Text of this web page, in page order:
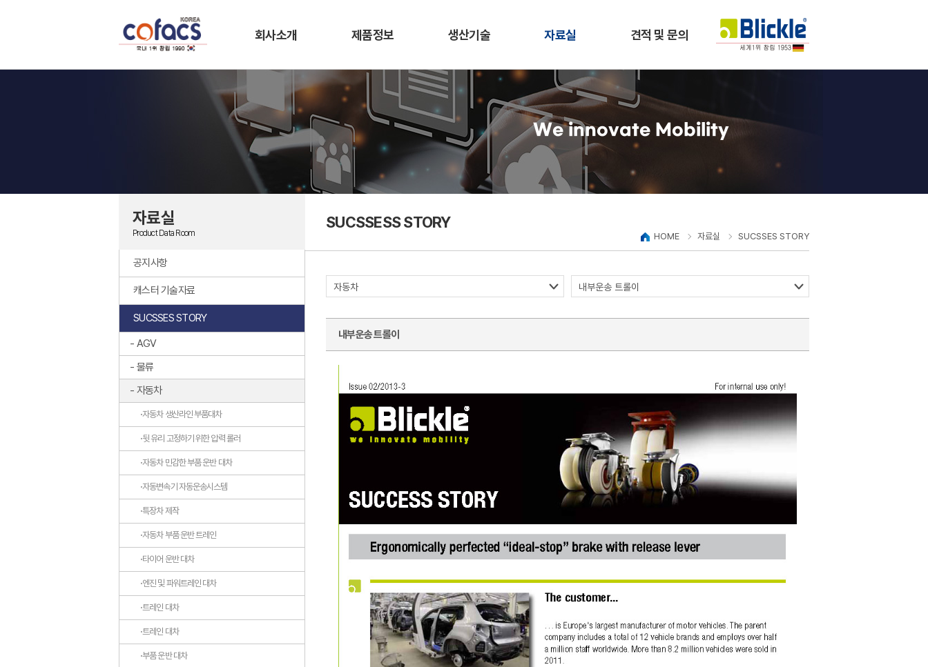
회사소개 제품정보 생산기술 자료실 견적 및 문의
We innovate Mobility
자료실
Product Data Room
공지사항
캐스터 기술자료
SUCSSES STORY
AGV
물류
자동차
자동차 생산라인 부품대차
뒷 유리 고정하기 위한 압력 롤러
자동차 민감한 부품 운반 대차
자동변속기 자동운송시스템
특장차 제작
자동차 부품 운반 트레인
타이어 운반 대차
엔진 및 파워트레인 대차
트레인 대차
트레인 대차
부품 운반 대차
SUCSSESS STORY
HOME 자료실 SUCSSES STORY
내부운송 트롤이